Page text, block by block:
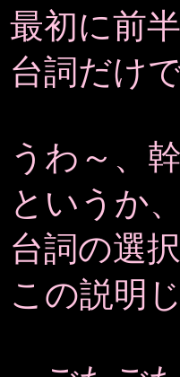
最初に前
台詞だけ
うわ～、
というか
台詞の選
この説明